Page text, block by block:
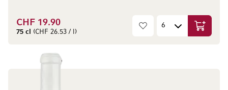
CHF 19.90
75 cl (CHF 26.53 / l)